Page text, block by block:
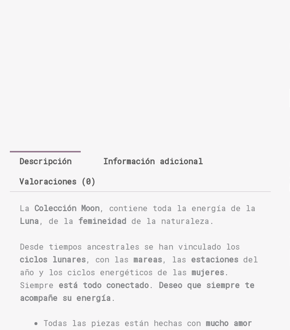
Descripción
Información adicional
Valoraciones (0)
La Colección Moon, contiene toda la energía de la
Luna, de la femineidad de la naturaleza.
Desde tiempos ancestrales se han vinculado los
ciclos lunares, con las mareas, las estaciones del
año y los ciclos energéticos de las mujeres.
Siempre está todo conectado. Deseo que siempre te
acompañe su energía .
Todas las piezas están hechas con mucho amor